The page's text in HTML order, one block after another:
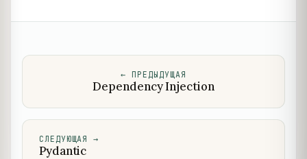
← ПРЕДЫДУЩАЯ
Dependency Injection
СЛЕДУЮЩАЯ →
Pydantic